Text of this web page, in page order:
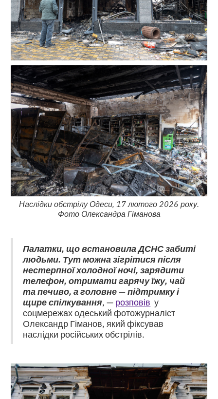
Наслідки обстрілу Одеси, 17 лютого 2026 року.
Фото Олександра Гіманова
Палатки, що встановила ДСНС забиті
людьми. Тут можна зігрітися після
нестерпної холодної ночі, зарядити
телефон, отримати гарячу їжу, чай
та печиво, а головне — підтримку і
щире спілкування, —розповів у
соцмережах одеський фотожурналіст
Олександр Гіманов, який фіксував
наслідки російських обстрілів.